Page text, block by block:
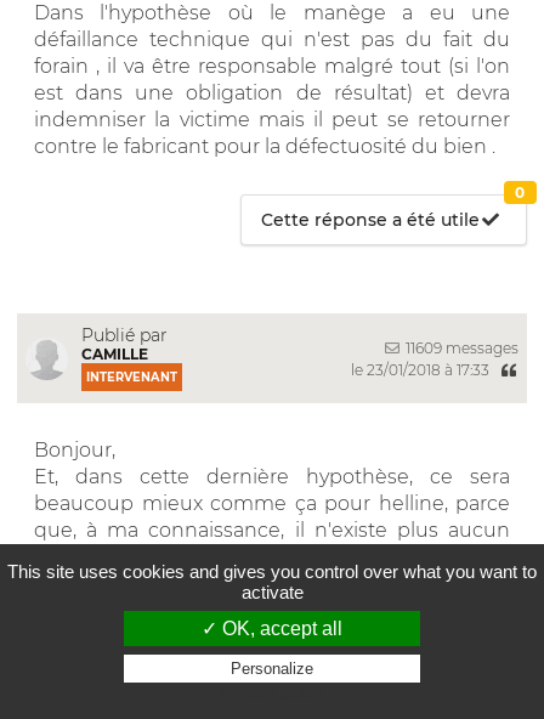
Dans l'hypothèse où le manège a eu une
défaillance technique qui n'est pas du fait du
forain , il va être responsable malgré tout (si l'on
est dans une obligation de résultat) et devra
indemniser la victime mais il peut se retourner
contre le fabricant pour la défectuosité du bien .
Cette réponse a été utile
0
Publié par
CAMILLE
INTERVENANT
11609 messages
le 23/01/2018 à 17:33
Bonjour,
Et, dans cette dernière hypothèse, ce sera
beaucoup mieux comme ça pour helline, parce
que, à ma connaissance, il n'existe plus aucun
bonjour la galère s'il faut assigner un
constructeur allemand, italien ou américain ou
japonais ou chinois ou son importateur en
Europe, probablement pas français !
Donc, je ne peux qu'approuver la position de
This site uses cookies and gives you control over what you want to
activate
✓ OK, accept all
Personalize